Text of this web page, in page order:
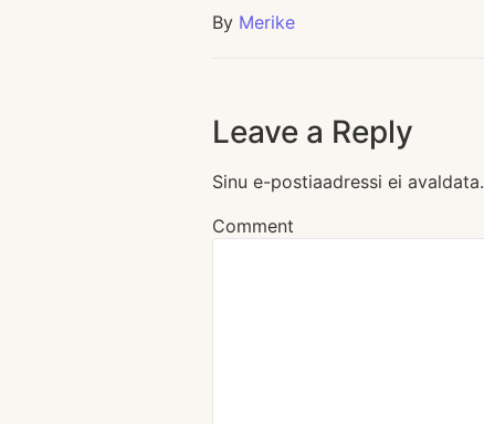
By Merike
Leave a Reply
Sinu e-postiaadressi ei avaldata.
Comment